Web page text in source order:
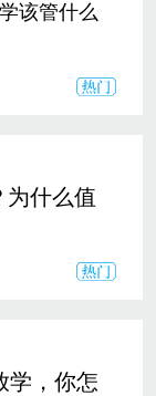
该管什么
为什么值
学，你怎